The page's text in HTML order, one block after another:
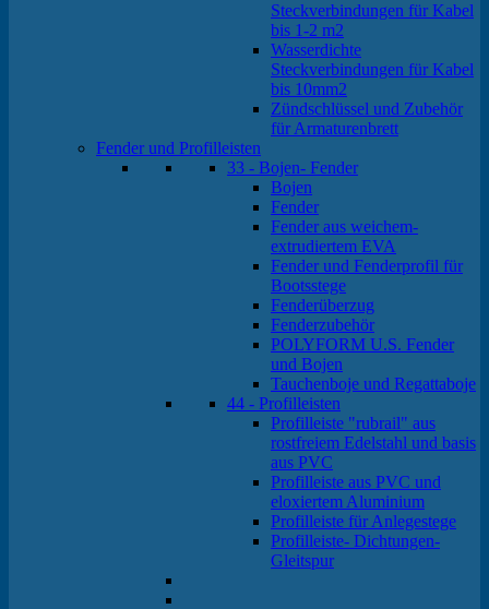
Steckverbindungen für Kabel
bis 1-2 m2
Wasserdichte
Steckverbindungen für Kabel
bis 10mm2
Zündschlüssel und Zubehör
für Armaturenbrett
Fender und Profilleisten
33 - Bojen- Fender
Bojen
Fender
Fender aus weichem-
extrudiertem EVA
Fender und Fenderprofil für
Bootsstege
Fenderüberzug
Fenderzubehör
POLYFORM U.S. Fender
und Bojen
Tauchenboje und Regattaboje
44 - Profilleisten
Profilleiste "rubrail" aus
rostfreiem Edelstahl und basis
aus PVC
Profilleiste aus PVC und
eloxiertem Aluminium
Profilleiste für Anlegestege
Profilleiste- Dichtungen-
Gleitspur